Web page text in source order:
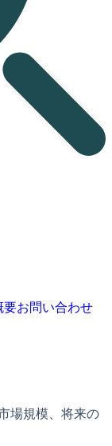
要お問い合わせ
場規模、将来の